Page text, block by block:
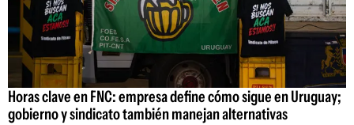
Horas clave en FNC: empresa define cómo sigue en Uruguay;
gobierno y sindicato también manejan alternativas